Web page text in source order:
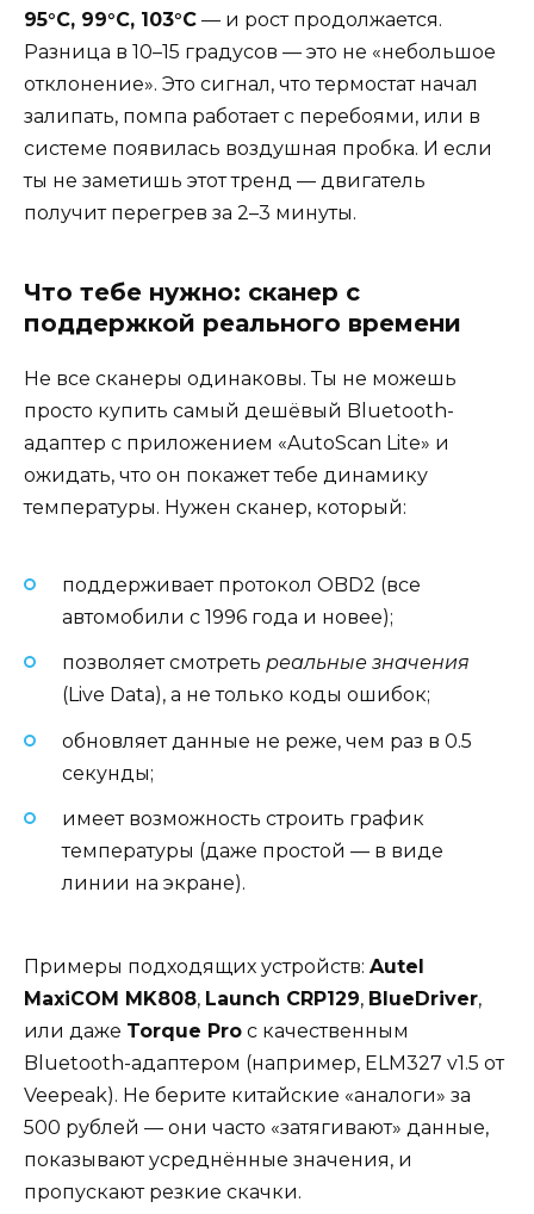
95°C, 99°C, 103°C — и рост продолжается.
Разница в 10–15 градусов — это не «небольшое
отклонение». Это сигнал, что термостат начал
залипать, помпа работает с перебоями, или в
системе появилась воздушная пробка. И если
ты не заметишь этот тренд — двигатель
получит перегрев за 2–3 минуты.
Что тебе нужно: сканер с
поддержкой реального времени
Не все сканеры одинаковы. Ты не можешь
просто купить самый дешёвый Bluetooth-
адаптер с приложением «AutoScan Lite» и
ожидать, что он покажет тебе динамику
температуры. Нужен сканер, который:
поддерживает протокол OBD2 (все
автомобили с 1996 года и новее);
позволяет смотреть реальные значения
(Live Data), а не только коды ошибок;
обновляет данные не реже, чем раз в 0.5
секунды;
имеет возможность строить график
температуры (даже простой — в виде
линии на экране).
Примеры подходящих устройств: Autel
MaxiCOM MK808, Launch CRP129, BlueDriver,
или даже Torque Pro с качественным
Bluetooth-адаптером (например, ELM327 v1.5 от
Veepeak). Не берите китайские «аналоги» за
500 рублей — они часто «затягивают» данные,
показывают усреднённые значения, и
пропускают резкие скачки.